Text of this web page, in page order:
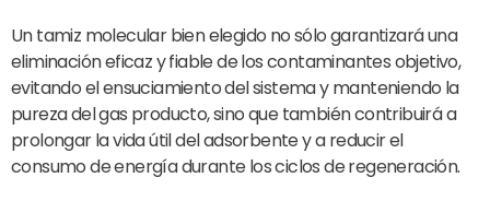
Un tamiz molecular bien elegido no sólo garantizará una
eliminación eficaz y fiable de los contaminantes objetivo,
evitando el ensuciamiento del sistema y manteniendo la
pureza del gas producto, sino que también contribuirá a
prolongar la vida útil del adsorbente y a reducir el
consumo de energía durante los ciclos de regeneración.